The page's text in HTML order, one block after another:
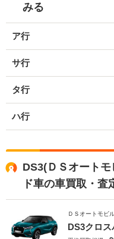
みる
ア行
サ行
タ行
ハ行
DS3(ＤＳオート
ド車の車買取・査
ＤＳオートモビ
DS3クロス